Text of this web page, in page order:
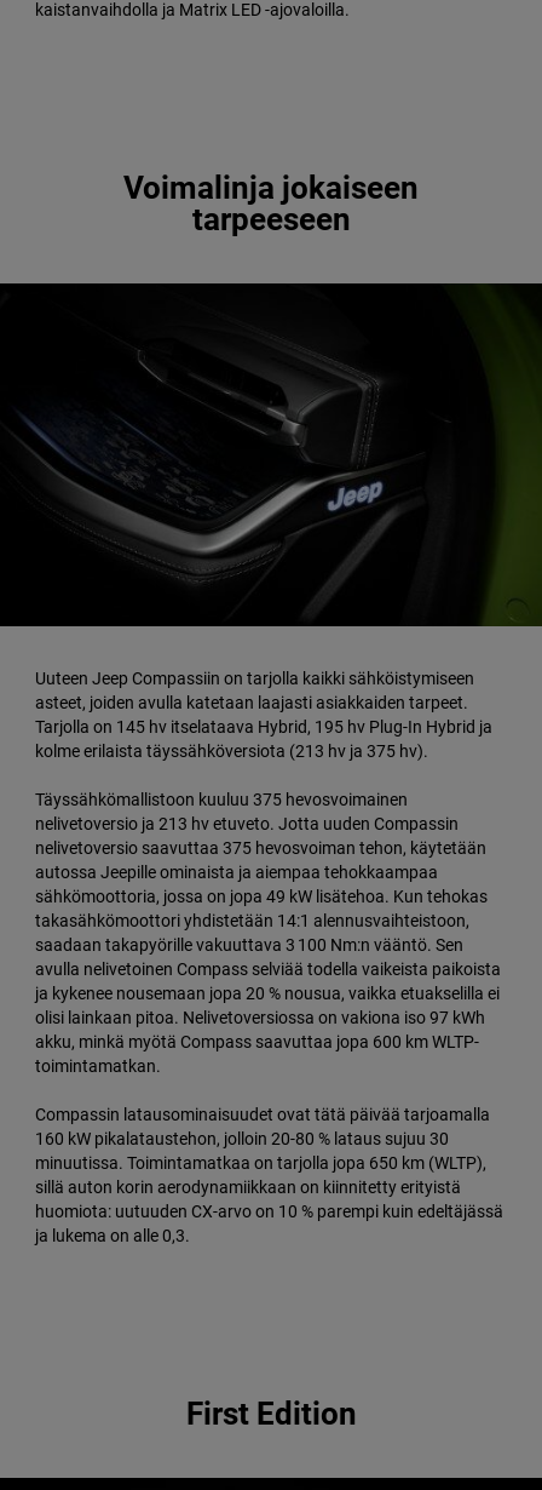
kaistanvaihdolla ja Matrix LED -ajovaloilla.
Voimalinja jokaiseen
tarpeeseen
Uuteen Jeep Compassiin on tarjolla kaikki sähköistymiseen
asteet, joiden avulla katetaan laajasti asiakkaiden tarpeet.
Tarjolla on 145 hv itselataava Hybrid, 195 hv Plug-In Hybrid ja
kolme erilaista täyssähköversiota (213 hv ja 375 hv).
Täyssähkömallistoon kuuluu 375 hevosvoimainen
nelivetoversio ja 213 hv etuveto. Jotta uuden Compassin
nelivetoversio saavuttaa 375 hevosvoiman tehon, käytetään
autossa Jeepille ominaista ja aiempaa tehokkaampaa
sähkömoottoria, jossa on jopa 49 kW lisätehoa. Kun tehokas
takasähkömoottori yhdistetään 14:1 alennusvaihteistoon,
saadaan takapyörille vakuuttava 3 100 Nm:n vääntö. Sen
avulla nelivetoinen Compass selviää todella vaikeista paikoista
ja kykenee nousemaan jopa 20 % nousua, vaikka etuakselilla ei
olisi lainkaan pitoa. Nelivetoversiossa on vakiona iso 97 kWh
akku, minkä myötä Compass saavuttaa jopa 600 km WLTP-
toimintamatkan.
Compassin latausominaisuudet ovat tätä päivää tarjoamalla
160 kW pikalataustehon, jolloin 20-80 % lataus sujuu 30
minuutissa. Toimintamatkaa on tarjolla jopa 650 km (WLTP),
sillä auton korin aerodynamiikkaan on kiinnitetty erityistä
huomiota: uutuuden CX-arvo on 10 % parempi kuin edeltäjässä
ja lukema on alle 0,3.
First Edition